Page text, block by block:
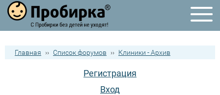
Главная ›› Список форумов ›› Клиники - Архив
Регистрация
Вход